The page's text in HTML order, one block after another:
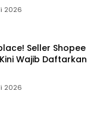
2026
Seller Shopee
Wajib Daftarkan
2026